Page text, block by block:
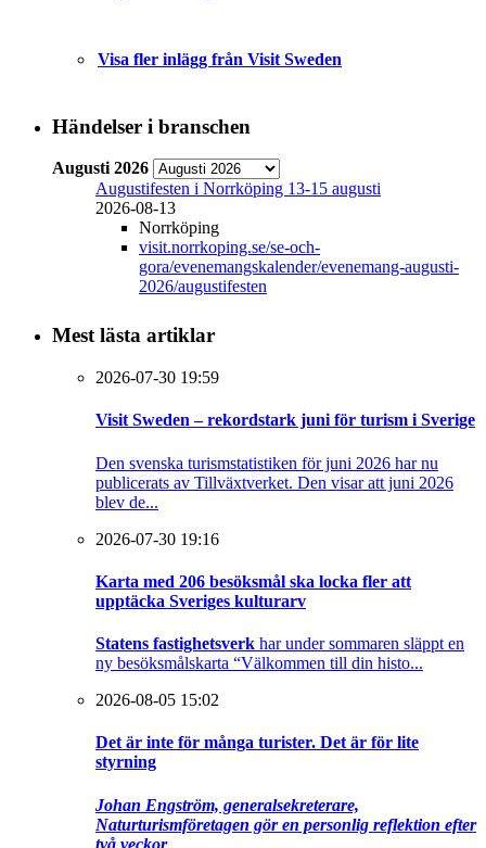
Visa fler inlägg från Visit Sweden
Händelser i branschen
Augusti 2026
Augustifesten i Norrköping 13-15 augusti
2026-08-13
Norrköping
visit.norrkoping.se/se-och-
gora/evenemangskalender/evenemang-augusti-
2026/augustifesten
Mest lästa artiklar
2026-07-30 19:59
Visit Sweden – rekordstark juni för turism i Sverige
Den svenska turismstatistiken för juni 2026 har nu
publicerats av Tillväxtverket. Den visar att juni 2026
blev de...
2026-07-30 19:16
Karta med 206 besöksmål ska locka fler att
upptäcka Sveriges kulturarv
Statens fastighetsverk har under sommaren släppt en
ny besöksmålskarta “Välkommen till din histo...
2026-08-05 15:02
Det är inte för många turister. Det är för lite
styrning
Johan Engström, generalsekreterare,
Naturturismföretagen gör en personlig reflektion efter
två veckor...